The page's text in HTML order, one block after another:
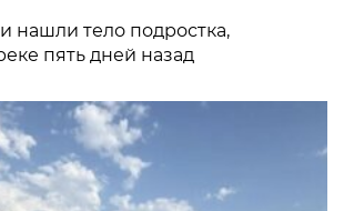
нашли тело подростка,
пять дней назад